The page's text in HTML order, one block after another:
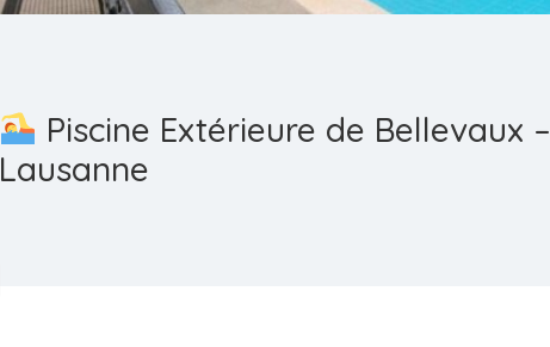
Piscine Extérieure de Bellevaux –
Lausanne